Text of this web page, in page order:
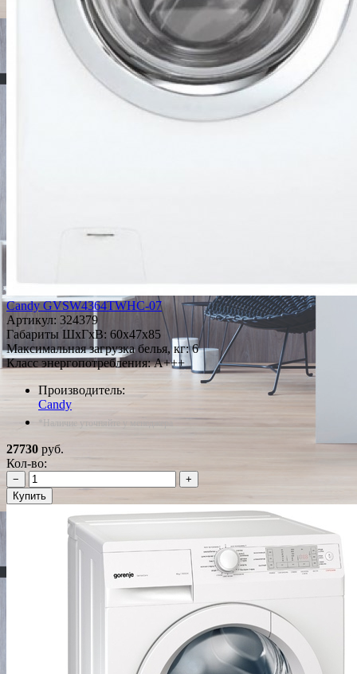
Candy GVSW4364TWHC-07
Артикул: 324379
Габариты ШxГxВ: 60x47x85
Максимальная загрузка белья, кг: 6
Класс энергопотребления: A+++
Производитель:
Candy
*Наличие уточняйте у менеджера
27730 руб.
Кол-во:
−
+
Купить